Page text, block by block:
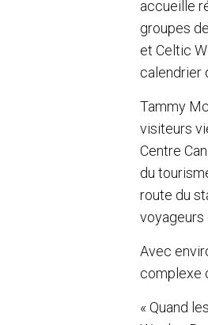
accueille
groupes
et Celtic
calendrier
Tammy
visiteurs
Centre
du
route du
voyageurs
Avec
complexe
« Quand